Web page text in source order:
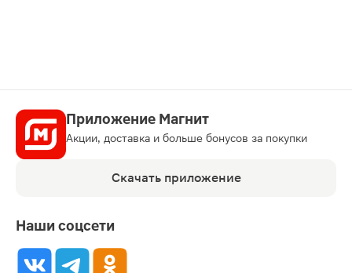
Приложение Магнит
Акции, доставка и больше бонусов за покупки
Скачать приложение
Наши соцсети